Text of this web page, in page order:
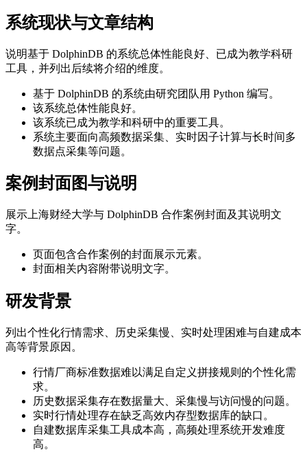
系统现状与文章结构
说明基于 DolphinDB 的系统总体性能良好、已成为教学科研
工具，并列出后续将介绍的维度。
基于 DolphinDB 的系统由研究团队用 Python 编写。
该系统总体性能良好。
该系统已成为教学和科研中的重要工具。
系统主要面向高频数据采集、实时因子计算与长时间多
数据点采集等问题。
案例封面图与说明
展示上海财经大学与 DolphinDB 合作案例封面及其说明文
字。
页面包含合作案例的封面展示元素。
封面相关内容附带说明文字。
研发背景
列出个性化行情需求、历史采集慢、实时处理困难与自建成本
高等背景原因。
行情厂商标准数据难以满足自定义拼接规则的个性化需
求。
历史数据采集存在数据量大、采集慢与访问慢的问题。
实时行情处理存在缺乏高效内存型数据库的缺口。
自建数据库采集工具成本高，高频处理系统开发难度
高。